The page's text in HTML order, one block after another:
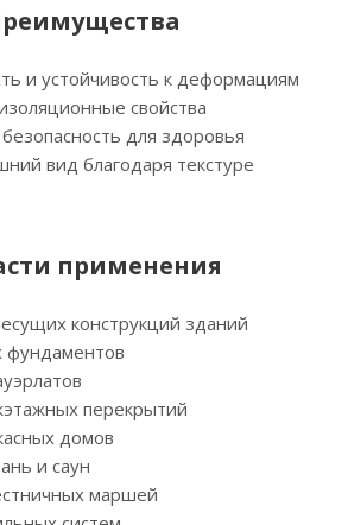
и устойчивость к деформациям
свойства
для здоровья
вид благодаря текстуре
применения
конструкций зданий
фундаментов
перекрытий
домов
и саун
маршей